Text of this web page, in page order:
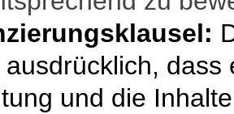
und die